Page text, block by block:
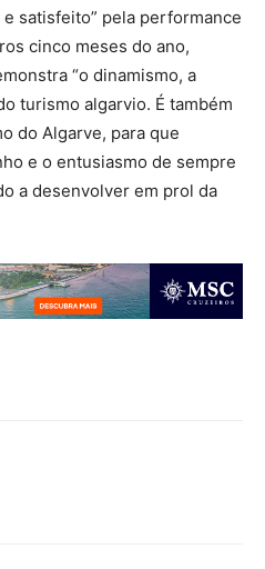
satisfeito” pela performance
cinco meses do ano,
“o dinamismo, a
turismo algarvio. É também
do Algarve, para que
e o entusiasmo de sempre
a desenvolver em prol da